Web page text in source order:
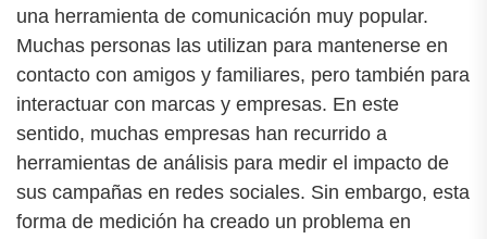
una herramienta de comunicación muy popular.
Muchas personas las utilizan para mantenerse en
contacto con amigos y familiares, pero también para
interactuar con marcas y empresas. En este
sentido, muchas empresas han recurrido a
herramientas de análisis para medir el impacto de
sus campañas en redes sociales. Sin embargo, esta
forma de medición ha creado un problema en